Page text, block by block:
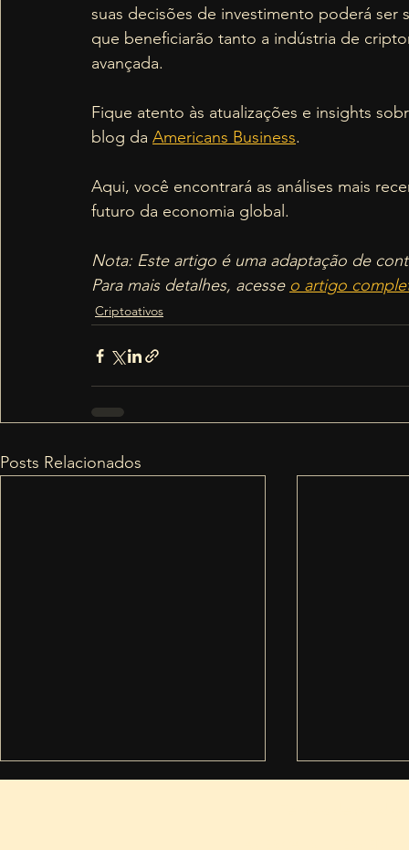
suas decisões de investimento poderá
que beneficiarão tanto a indústria de
avançada.
Fique atento às atualizações e insights
blog da Americans Business.
Aqui, você encontrará as análises mais
futuro da economia global.
Nota: Este artigo é uma adaptação de
Para mais detalhes, acesse o artigo
Criptoativos
Posts Relacionados